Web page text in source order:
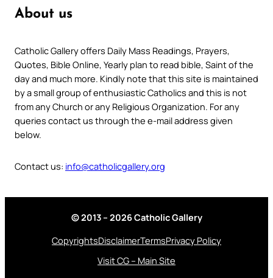
About us
Catholic Gallery offers Daily Mass Readings, Prayers,
Quotes, Bible Online, Yearly plan to read bible, Saint of the
day and much more. Kindly note that this site is maintained
by a small group of enthusiastic Catholics and this is not
from any Church or any Religious Organization. For any
queries contact us through the e-mail address given
below.
Contact us: info@catholicgallery.org
© 2013 – 2026 Catholic Gallery
CopyrightsDisclaimerTermsPrivacy Policy
Visit CG – Main Site